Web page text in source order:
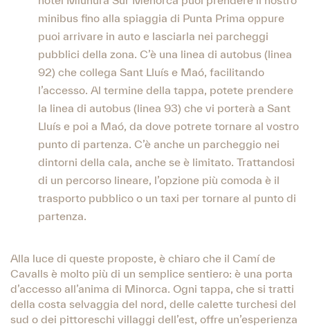
minibus fino alla spiaggia di Punta Prima oppure
puoi arrivare in auto e lasciarla nei parcheggi
pubblici della zona. C’è una linea di autobus (linea
92) che collega Sant Lluís e Maó, facilitando
l’accesso. Al termine della tappa, potete prendere
la linea di autobus (linea 93) che vi porterà a Sant
Lluís e poi a Maó, da dove potrete tornare al vostro
punto di partenza. C’è anche un parcheggio nei
dintorni della cala, anche se è limitato. Trattandosi
di un percorso lineare, l’opzione più comoda è il
trasporto pubblico o un taxi per tornare al punto di
partenza.
Alla luce di queste proposte, è chiaro che il Camí de
Cavalls è molto più di un semplice sentiero: è una porta
d’accesso all’anima di Minorca. Ogni tappa, che si tratti
della costa selvaggia del nord, delle calette turchesi del
sud o dei pittoreschi villaggi dell’est, offre un’esperienza